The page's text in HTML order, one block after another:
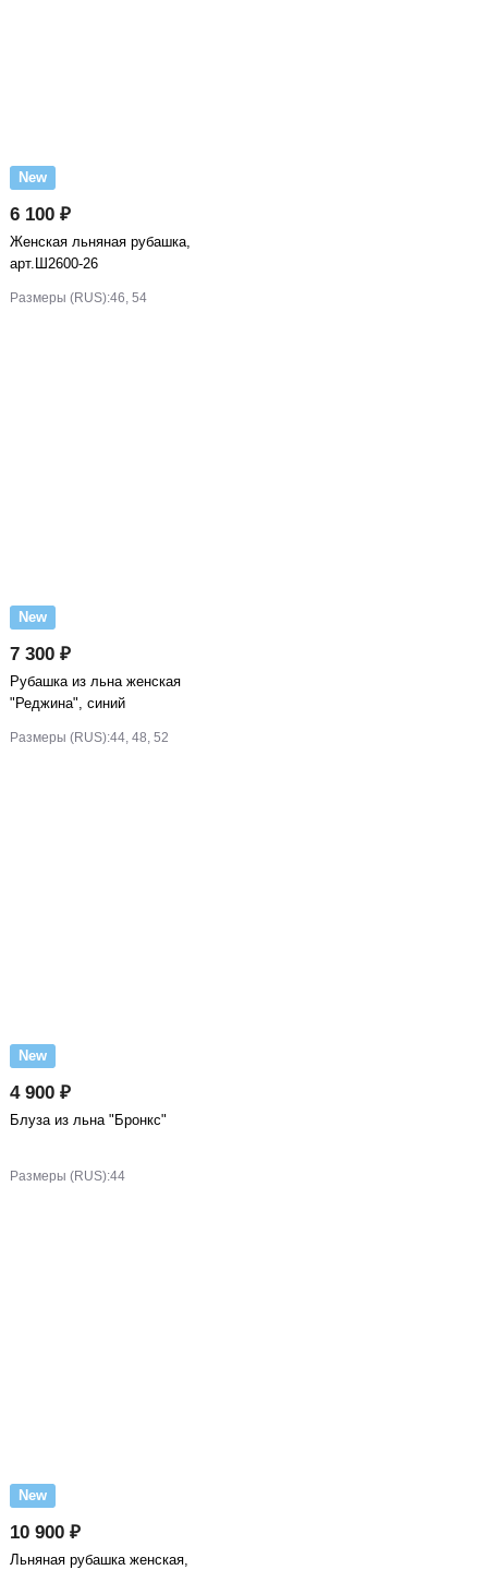
New
6 100 ₽
Женская льняная рубашка,
арт.Ш2600-26
Размеры (RUS):46, 54
New
7 300 ₽
Рубашка из льна женская
"Реджина", синий
Размеры (RUS):44, 48, 52
New
4 900 ₽
Блуза из льна "Бронкс"
Размеры (RUS):44
New
10 900 ₽
Льняная рубашка женская,